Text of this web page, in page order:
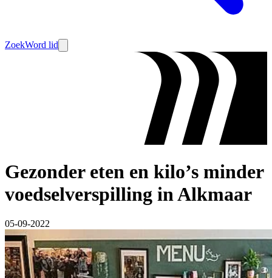
ZoekWord lid
Gezonder eten en kilo’s minder
voedselverspilling in Alkmaar
05-09-2022